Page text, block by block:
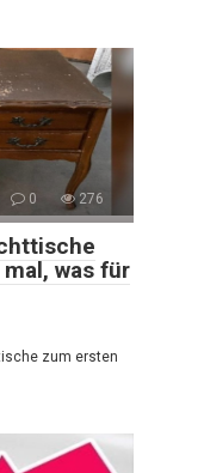
0 276
was für
zum ersten